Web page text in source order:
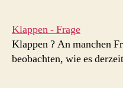
Klappen - Frage
Klappen ? An manchen
beobachten, wie es